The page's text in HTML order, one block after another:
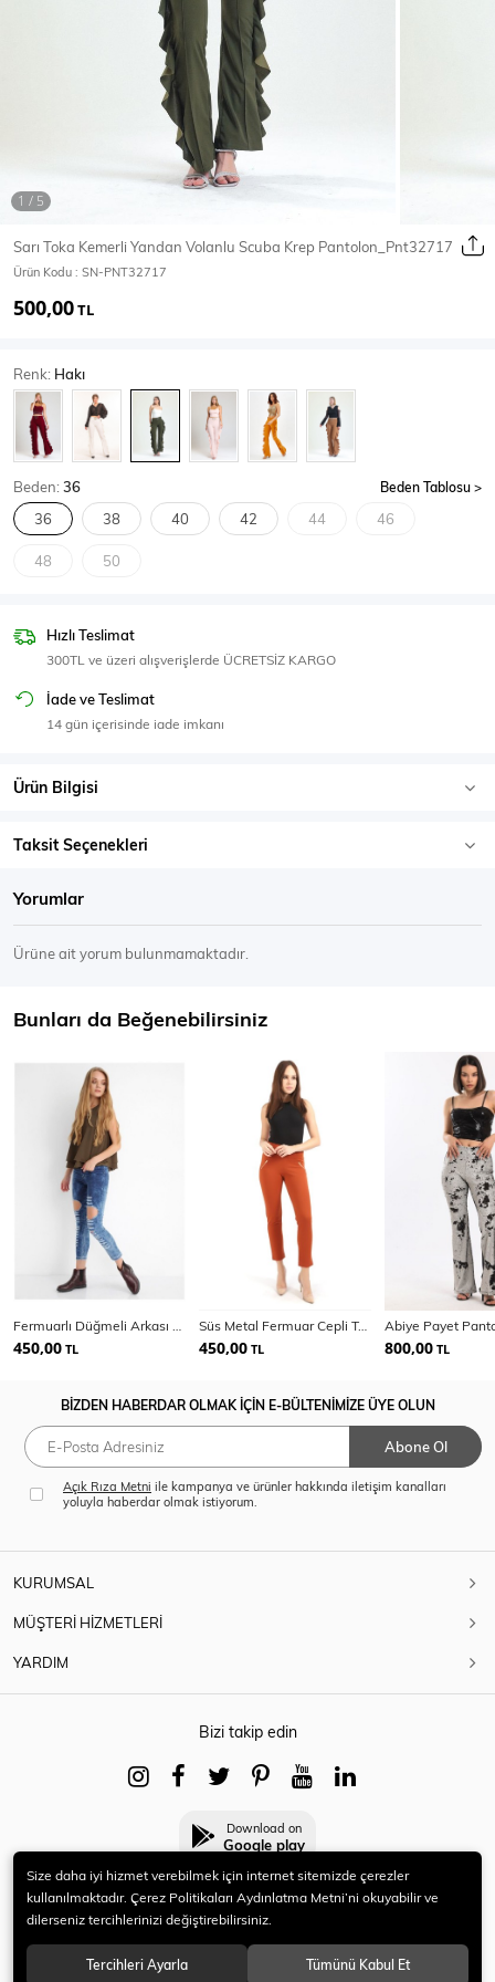
Mont & Kaban
T-Shirt
Body Atlet Crop & Büstiyer
SPOR GİYİM
Eşofman Üstü
Sarı Toka Kemerli Yandan Volanlu Scuba Krep Pantolon_Pnt32717
Ürün Kodu : SN-PNT32717
500,00TL
Renk: Hakı
Beden:36 Beden Tablosu
36 38 40 42 44 46
48 50
Hızlı Teslimat
300TL ve üzeri alışverişlerde ÜCRETSİZ KARGO
İade ve Teslimat
14 gün içerisinde iade imkanı
Ürün Bilgisi
Taksit Seçenekleri
Yorumlar
Ürüne ait yorum bulunmamaktadır.
Bunları da Beğenebilirsiniz
450,00 TL
Süs Metal Fermuar Cepli Twin Krep Pantolon
450,00 TL 800,00 TL
BİZDEN HABERDAR OLMAK İÇİN E-BÜLTENİMİZE ÜYE OLUN
Abone Ol
Açık Rıza Metni ile kampanya ve ürünler hakkında iletişim kanalları
yoluyla haberdar olmak istiyorum.
KURUMSAL
MÜŞTERİ HİZMETLERİ
YARDIM
Bizi takip edin
Download on
Google play
© 2021 HERYENİ. Tüm hakları saklıdır.
Size daha iyi hizmet verebilmek için internet sitemizde çerezler
kullanılmaktadır. Çerez Politikaları Aydınlatma Metni’ni okuyabilir ve
dilerseniz tercihlerinizi değiştirebilirsiniz.
Tercihleri Ayarla Tümünü Kabul Et